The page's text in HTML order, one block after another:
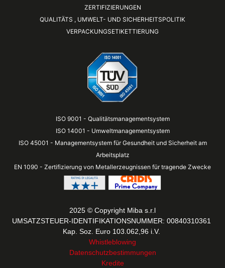
ZERTIFIZIERUNGEN
QUALITÄTS , UMWELT- UND SICHERHEITSPOLITIK
VERPACKUNGSETIKETTIERUNG
ISO 9001 - Qualitätsmanagementsystem
ISO 14001 - Umweltmanagementsystem
ISO 45001 - Managementsystem für Gesundheit und Sicherheit am
Arbeitsplatz
EN 1090 - Zertifizierung von Metallerzeugnissen für tragende Zwecke
2025 © Copyright Miba s.r.l
UMSATZSTEUER-IDENTIFIKATIONSNUMMER: 00840310361
Kap. Soz. Euro 103.062,96 i.V.
Whistleblowing
Datenschutzbestimmungen
Kredite